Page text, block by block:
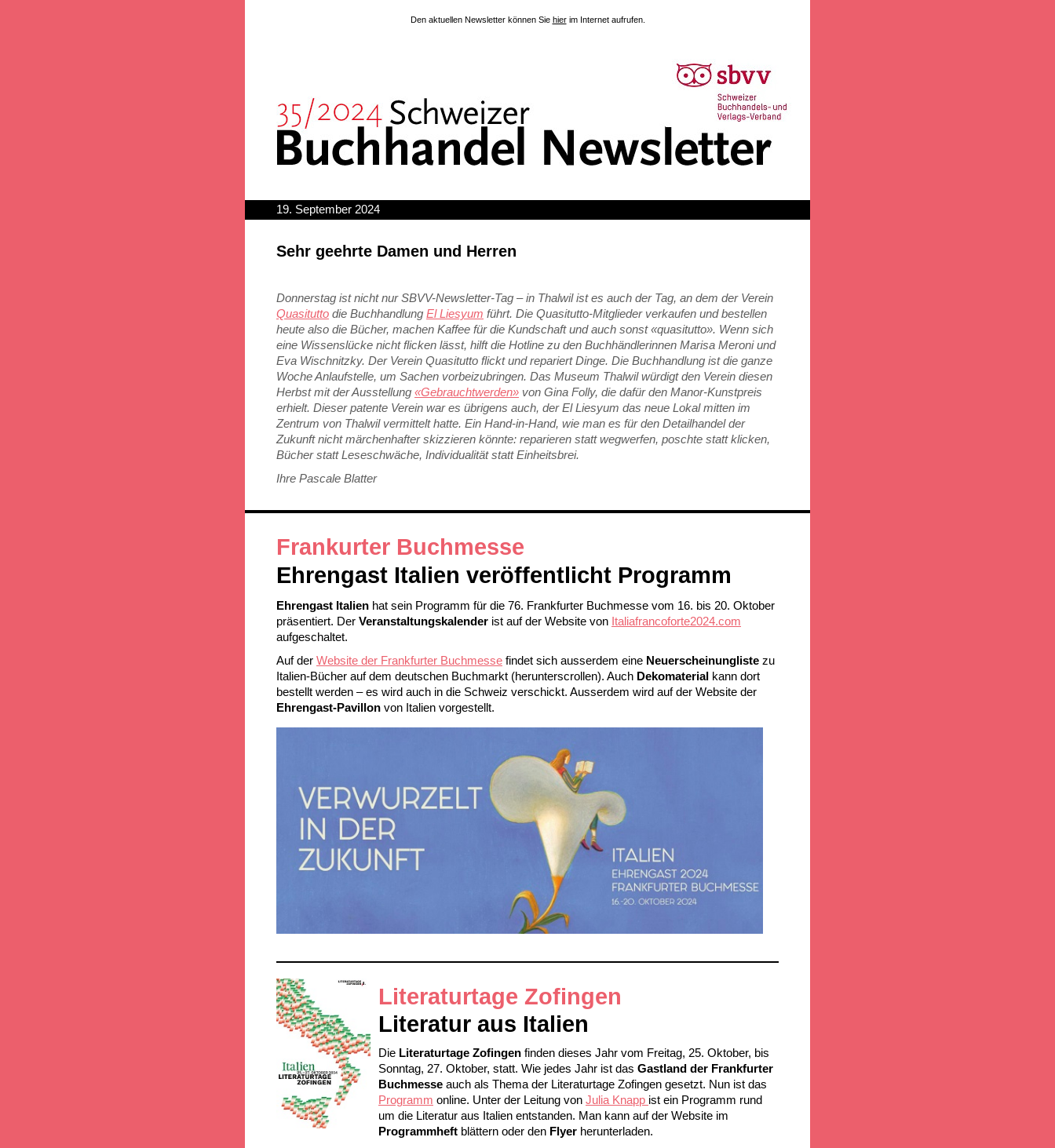
Den aktuellen Newsletter können Sie hierim Internet aufrufen.
19. September 2024
Sehr geehrte Damen und Herren
Donnerstag ist nicht nur SBVV-Newsletter-Tag – in Thalwil ist es auch der Tag, an dem der Verein
Quasitutto die Buchhandlung El Liesyum führt. Die Quasitutto-Mitglieder verkaufen und bestellen
heute also die Bücher, machen Kaffee für die Kundschaft und auch sonst «quasitutto». Wenn sich
eine Wissenslücke nicht flicken lässt, hilft die Hotline zu den Buchhändlerinnen Marisa Meroni und
Eva Wischnitzky. Der Verein Quasitutto flickt und repariert Dinge. Die Buchhandlung ist die ganze
Woche Anlaufstelle, um Sachen vorbeizubringen. Das Museum Thalwil würdigt den Verein diesen
Herbst mit der Ausstellung «Gebrauchtwerden» von Gina Folly, die dafür den Manor-Kunstpreis
erhielt. Dieser patente Verein war es übrigens auch, der El Liesyum das neue Lokal mitten im
Zentrum von Thalwil vermittelt hatte. Ein Hand-in-Hand, wie man es für den Detailhandel der
Zukunft nicht märchenhafter skizzieren könnte: reparieren statt wegwerfen, poschte statt klicken,
Bücher statt Leseschwäche, Individualität statt Einheitsbrei.
Ihre Pascale Blatter
Frankurter Buchmesse
Ehrengast Italien veröffentlicht Programm
Ehrengast Italien hat sein Programm für die 76. Frankfurter Buchmesse vom 16. bis 20. Oktober
präsentiert. Der Veranstaltungskalender ist auf der Website von Italiafrancoforte2024.com
aufgeschaltet.
Auf der Website der Frankfurter Buchmesse findet sich ausserdem eine Neuerscheinungliste zu
Italien-Bücher auf dem deutschen Buchmarkt (herunterscrollen). Auch Dekomaterial kann dort
bestellt werden – es wird auch in die Schweiz verschickt. Ausserdem wird auf der Website der
Ehrengast-Pavillon von Italien vorgestellt.
Literaturtage Zofingen
Literatur aus Italien
Die Literaturtage Zofingen finden dieses Jahr vom Freitag, 25. Oktober, bis
Sonntag, 27. Oktober, statt. Wie jedes Jahr ist das Gastland der Frankfurter
Buchmesse auch als Thema der Literaturtage Zofingen gesetzt. Nun ist das
Programm online. Unter der Leitung von Julia Knapp ist ein Programm rund
um die Literatur aus Italien entstanden. Man kann auf der Website im
Programmheft blättern oder den Flyer herunterladen.